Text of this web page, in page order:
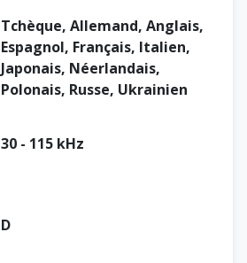
Tchèque, Allemand, Anglais,
Espagnol, Français, Italien,
Japonais, Néerlandais,
Polonais, Russe, Ukrainien
30 - 115 kHz
D